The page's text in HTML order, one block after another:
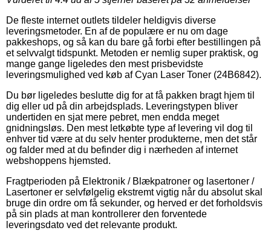
De fleste internet outlets tildeler heldigvis diverse
leveringsmetoder. En af de populære er nu om dage
pakkeshops, og så kan du bare gå forbi efter bestillingen på
et selvvalgt tidspunkt. Metoden er nemlig super praktisk, og
mange gange ligeledes den mest prisbevidste
leveringsmulighed ved køb af Cyan Laser Toner (24B6842).
Du bør ligeledes beslutte dig for at få pakken bragt hjem til
dig eller ud på din arbejdsplads. Leveringstypen bliver
undertiden en sjat mere pebret, men endda meget
gnidningsløs. Den mest letkøbte type af levering vil dog til
enhver tid være at du selv henter produkterne, men det står
og falder med at du befinder dig i nærheden af internet
webshoppens hjemsted.
Fragtperioden på Elektronik / Blækpatroner og lasertoner /
Lasertoner er selvfølgelig ekstremt vigtig når du absolut skal
bruge din ordre om få sekunder, og herved er det forholdsvis
på sin plads at man kontrollerer den forventede
leveringsdato ved det relevante produkt.